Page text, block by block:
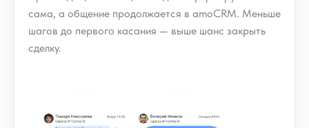
сама, а общение продолжается в amoCRM. Меньше
шагов до первого касания — выше шанс закрыть
сделку.